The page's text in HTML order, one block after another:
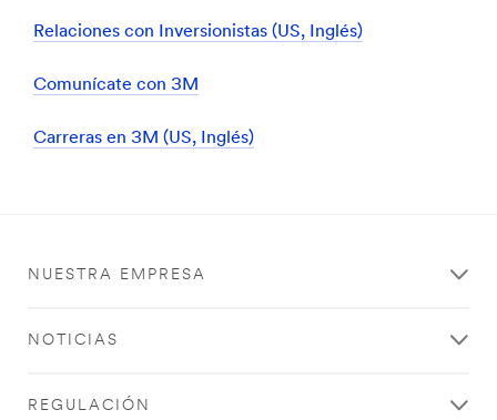
Relaciones con Inversionistas (US, Inglés)
Comunícate con 3M
Carreras en 3M (US, Inglés)
NUESTRA EMPRESA
NOTICIAS
REGULACIÓN